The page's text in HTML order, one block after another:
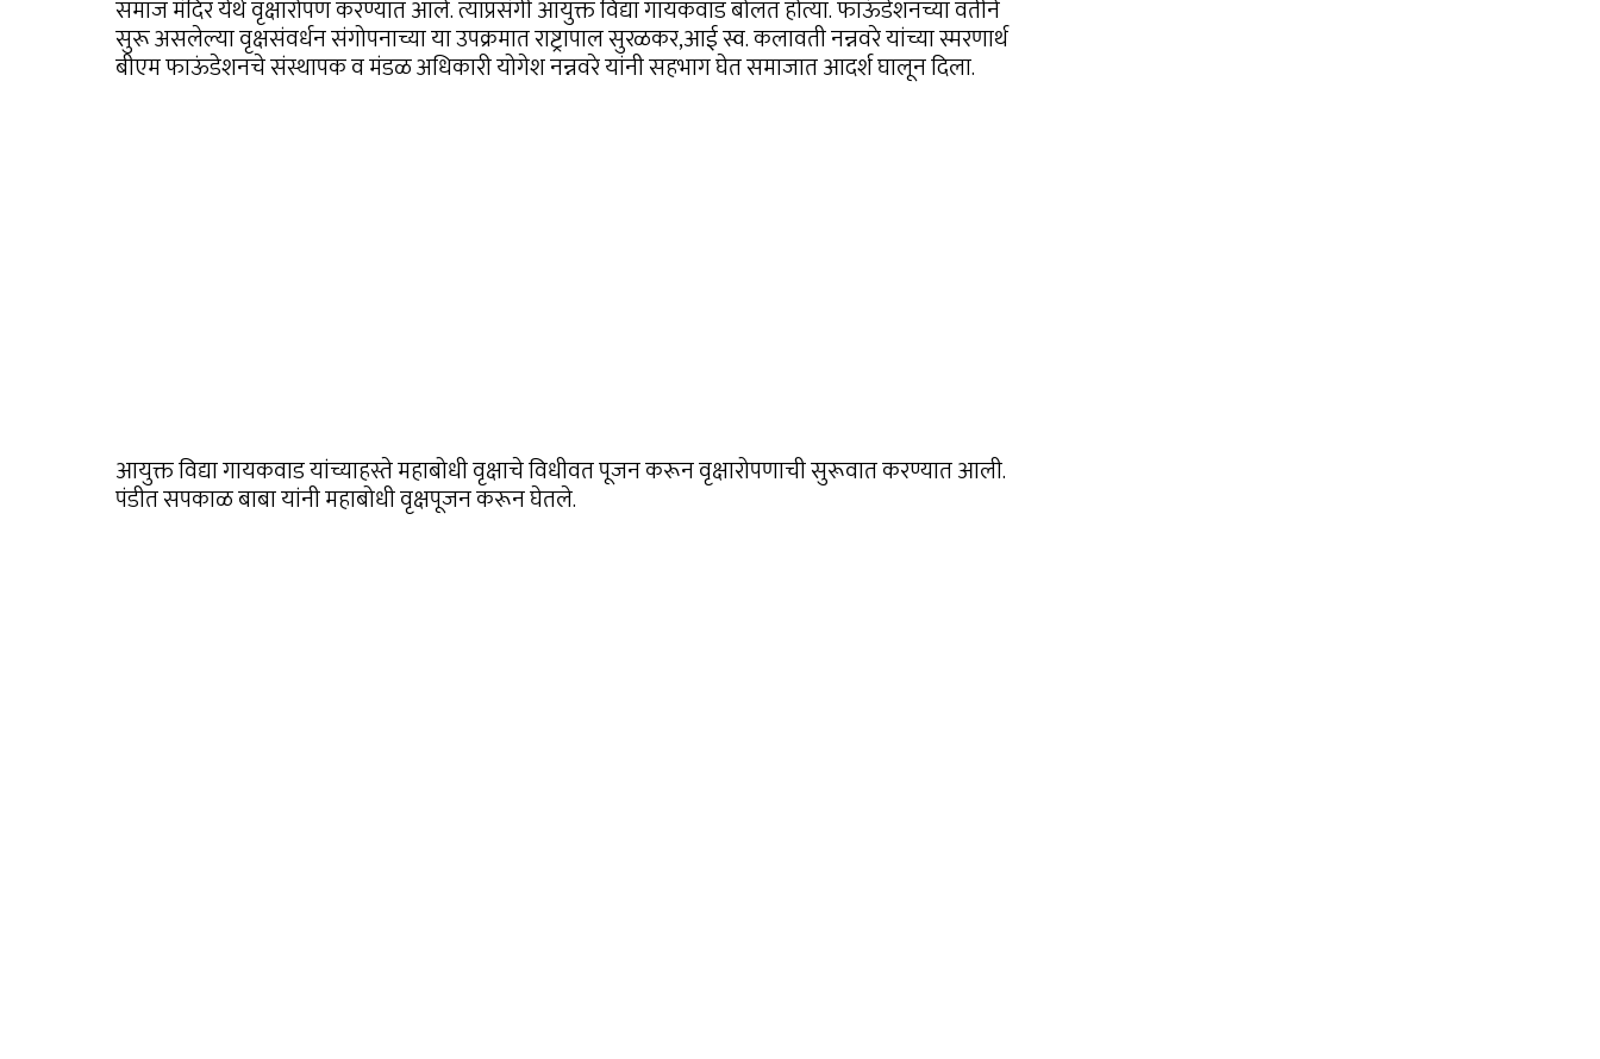
समाज मंदिर येथे वृक्षारोपण करण्यात आले. त्याप्रसंगी आयुक्त विद्या गायकवाड बोलत होत्या. फाऊंडेशनच्या वतीने
सुरू असलेल्या वृक्षसंवर्धन संगोपनाच्या या उपक्रमात राष्ट्रापाल सुरळकर,आई स्व. कलावती नन्नवरे यांच्या स्मरणार्थ
बीएम फाऊंडेशनचे संस्थापक व मंडळ अधिकारी योगेश नन्नवरे यांनी सहभाग घेत समाजात आदर्श घालून दिला.
आयुक्त विद्या गायकवाड यांच्याहस्ते महाबोधी वृक्षाचे विधीवत पूजन करून वृक्षारोपणाची सुरूवात करण्यात आली.
पंडीत सपकाळ बाबा यांनी महाबोधी वृक्षपूजन करून घेतले.